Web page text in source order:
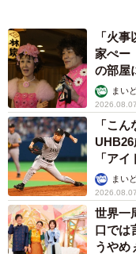
「火
家ぺー
の部屋
まい
2026.08.07
「こ
「ア
か」まい
2026.08.07
世界一
口では
うやめ